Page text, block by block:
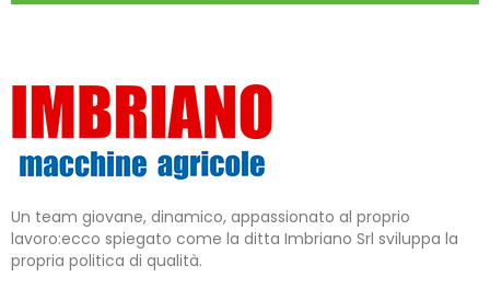
Un team giovane, dinamico, appassionato al proprio
lavoro:ecco spiegato come la ditta Imbriano Srl sviluppa la
propria politica di qualità.